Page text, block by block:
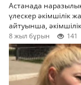
Астанада
үлескер әкімшілік
айтуынша, әкімшілік
8 жыл бұрын 141